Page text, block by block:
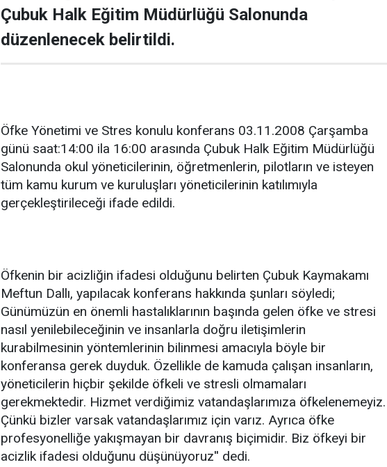
Çubuk Halk Eğitim Müdürlüğü Salonunda
düzenlenecek belirtildi.
Öfke Yönetimi ve Stres konulu konferans 03.11.2008 Çarşamba
günü saat:14:00 ila 16:00 arasında Çubuk Halk Eğitim Müdürlüğü
Salonunda okul yöneticilerinin, öğretmenlerin, pilotların ve isteyen
tüm kamu kurum ve kuruluşları yöneticilerinin katılımıyla
gerçekleştirileceği ifade edildi.
Öfkenin bir acizliğin ifadesi olduğunu belirten Çubuk Kaymakamı
Meftun Dallı, yapılacak konferans hakkında şunları söyledi;
Günümüzün en önemli hastalıklarının başında gelen öfke ve stresi
nasıl yenilebileceğinin ve insanlarla doğru iletişimlerin
kurabilmesinin yöntemlerinin bilinmesi amacıyla böyle bir
konferansa gerek duyduk. Özellikle de kamuda çalışan insanların,
yöneticilerin hiçbir şekilde öfkeli ve stresli olmamaları
gerekmektedir. Hizmet verdiğimiz vatandaşlarımıza öfkelenemeyiz.
Çünkü bizler varsak vatandaşlarımız için varız. Ayrıca öfke
profesyonelliğe yakışmayan bir davranış biçimidir. Biz öfkeyi bir
acizlik ifadesi olduğunu düşünüyoruz'' dedi.